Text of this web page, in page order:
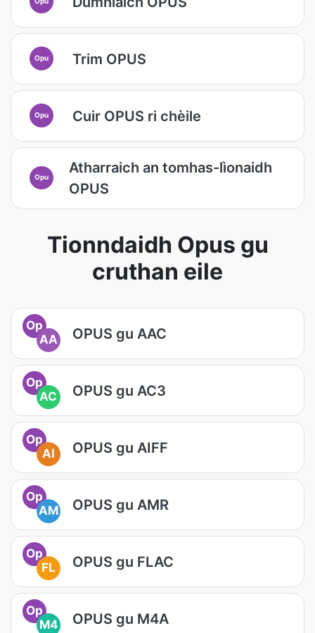
Opu Trim OPUS
Opu Cuir OPUS ri chèile
Opu
Atharraich an tomhas-lìonaidh
OPUS
Tionndaidh Opus gu
cruthan eile
Op
AA
OPUS gu AAC
Op
AC
OPUS gu AC3
Op
AI
OPUS gu AIFF
Op
AM
OPUS gu AMR
Op
FL
OPUS gu FLAC
Op
M4
OPUS gu M4A